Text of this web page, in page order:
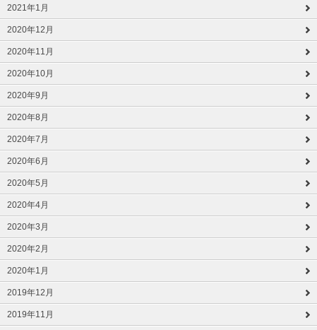
2021年1月
2020年12月
2020年11月
2020年10月
2020年9月
2020年8月
2020年7月
2020年6月
2020年5月
2020年4月
2020年3月
2020年2月
2020年1月
2019年12月
2019年11月